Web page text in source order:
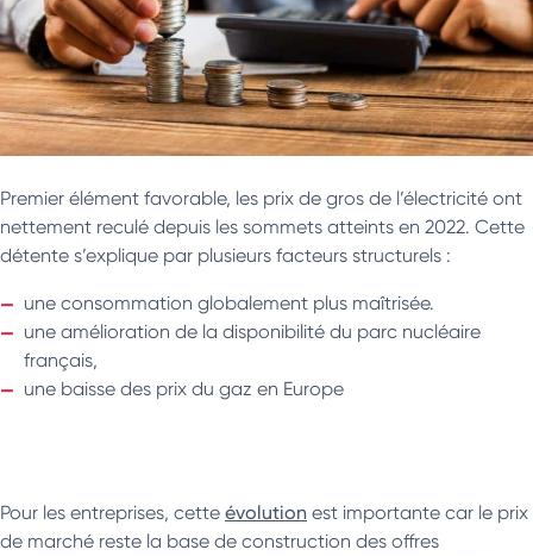
Premier élément favorable, les prix de gros de l’électricité ont
nettement reculé depuis les sommets atteints en 2022. Cette
détente s’explique par plusieurs facteurs structurels :
une consommation globalement plus maîtrisée.
une amélioration de la disponibilité du parc nucléaire
français,
une baisse des prix du gaz en Europe
Pour les entreprises, cette évolution est importante car le prix
de marché reste la base de construction des offres